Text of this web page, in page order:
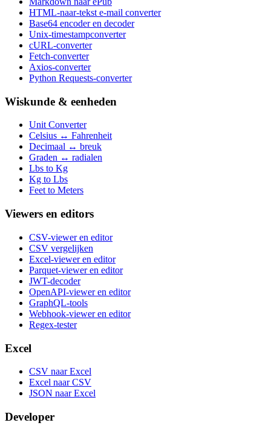
HTML-naar-tekst e-mail converter
Base64 encoder en decoder
Unix-timestampconverter
cURL-converter
Fetch-converter
Axios-converter
Python Requests-converter
Wiskunde & eenheden
Unit Converter
Celsius ↔ Fahrenheit
Decimaal ↔ breuk
Graden ↔ radialen
Lbs to Kg
Kg to Lbs
Feet to Meters
Viewers en editors
CSV-viewer en editor
CSV vergelijken
Excel-viewer en editor
Parquet-viewer en editor
JWT-decoder
OpenAPI-viewer en editor
GraphQL-tools
Webhook-viewer en editor
Regex-tester
Excel
CSV naar Excel
Excel naar CSV
JSON naar Excel
Developer